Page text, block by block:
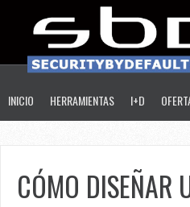
INICIO HERRAMIENTAS I+D
CÓMO DISEÑAR